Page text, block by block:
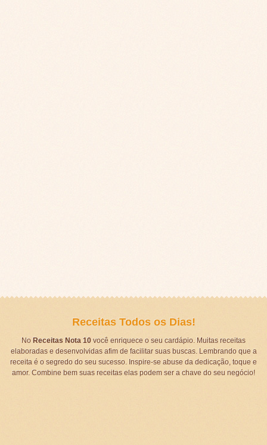
Receitas Todos os Dias!
No Receitas Nota 10você enriquece o seu cardápio. Muitas receitas
elaboradas e desenvolvidas afim de facilitar suas buscas. Lembrando que a
receita é o segredo do seu sucesso. Inspire-se abuse da dedicação, toque e
amor. Combine bem suas receitas elas podem ser a chave do seu negócio!